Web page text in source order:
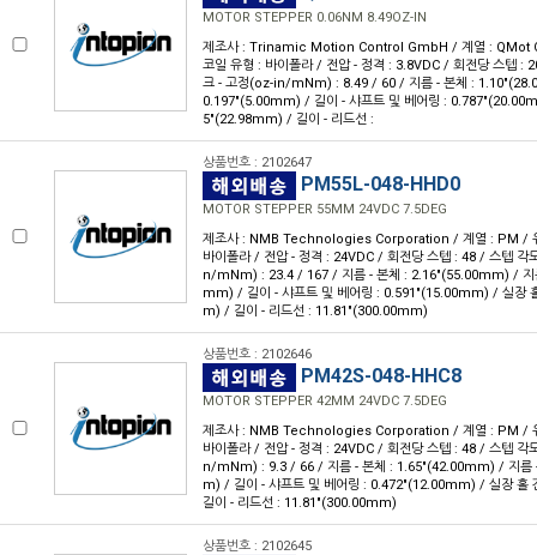
MOTOR STEPPER 0.06NM 8.49OZ-IN
제조사 : Trinamic Motion Control GmbH / 계열 : QMot
코일 유형 : 바이폴라 / 전압 - 정격 : 3.8VDC / 회전당 스텝 :
크 - 고정(oz-in/mNm) : 8.49 / 60 / 지름 - 본체 :
0.197"(5.00mm) / 길이 - 샤프트 및 베어링 :
5"(22.98mm) / 길이 - 리드선 :
상품번호 : 2102647
PM55L-048-HHD0
MOTOR STEPPER 55MM 24VDC 7.5DEG
제조사 : NMB Technologies Corporation / 계열 : PM /
바이폴라 / 전압 - 정격 : 24VDC / 회전당 스텝 : 48 / 스텝 각
n/mNm) : 23.4 / 167 / 지름 - 본체 : 2.16"(55.00mm) / 지
mm) / 길이 - 샤프트 및 베어링 : 0.591"(15.00mm) / 실장
m) / 길이 - 리드선 : 11.81"(300.00mm)
상품번호 : 2102646
PM42S-048-HHC8
MOTOR STEPPER 42MM 24VDC 7.5DEG
제조사 : NMB Technologies Corporation / 계열 : PM /
바이폴라 / 전압 - 정격 : 24VDC / 회전당 스텝 : 48 / 스텝 각
n/mNm) : 9.3 / 66 / 지름 - 본체 : 1.65"(42.00mm) / 지름
m) / 길이 - 샤프트 및 베어링 : 0.472"(12.00mm) / 실장
길이 - 리드선 : 11.81"(300.00mm)
상품번호 : 2102645